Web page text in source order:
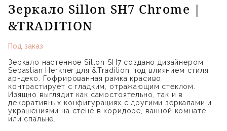
Зеркало Sillon SH7 Chrome |
&TRADITION
Под заказ
Зеркало настенное Sillon SH7 создано дизайнером
Sebastian Herkner для &Tradition под влиянием стиля
ар-деко. Гофрированная рамка красиво
контрастирует с гладким, отражающим стеклом.
Изящно выглядит как самостоятельно, так и в
декоративных конфигурациях с другими зеркалами и
украшениями на стене в коридоре, ванной комнате
или спальне.